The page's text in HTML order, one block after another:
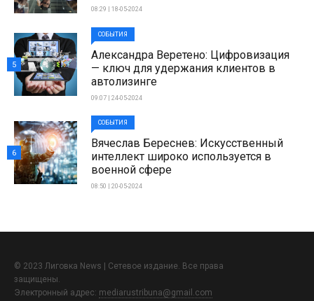
08:29 | 18-05-2024
СОБЫТИЯ
Александра Веретено: Цифровизация
— ключ для удержания клиентов в
автолизинге
09:07 | 24-05-2024
5
СОБЫТИЯ
Вячеслав Береснев: Искусственный
интеллект широко используется в
военной сфере
08:50 | 20-05-2024
6
© 2023 Лиговка News | Сетевое издание. Все права
защищены.
Электронный адрес: mediarustribuna@gmail.com